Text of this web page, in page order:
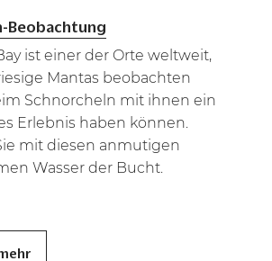
Beobachtung
ist einer der Orte weltweit,
Mantas beobachten
Schnorcheln mit ihnen ein
Erlebnis haben können.
mit diesen anmutigen
Wasser der Bucht.